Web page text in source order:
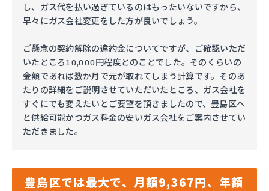
し、ガス代を払い過ぎているのはもったいないですから、
早々にガス会社変更をした方が良いでしょう。
ご懸念の契約解除の違約金についてですが、ご確認いただ
いたところ10,000円程度とのことでした。そのくらいの
金額であれば数か月で元が取れてしまう計算です。そのあ
たりの詳細をご説明させていただいたところ、ガス会社を
すぐにでも変えたいとご要望を頂きましたので、豊島区へ
と供給可能かつガス料金の安いガス会社をご案内させてい
ただきました。
豊島区では最大で、月額9,367円、年額